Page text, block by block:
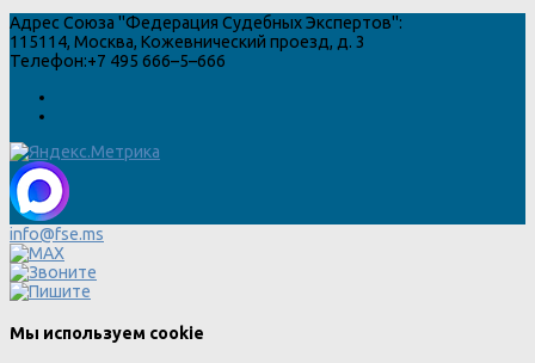
Адрес Союза "Федерация Судебных Экспертов":
115114, Москва, Кожевнический проезд, д. 3
Телефон:+7 495 666–5–666
info@fse.ms
Мы используем cookie